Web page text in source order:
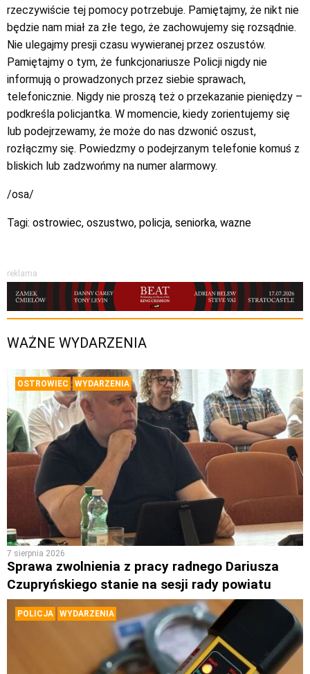
rzeczywiście tej pomocy potrzebuje. Pamiętajmy, że nikt nie
będzie nam miał za złe tego, że zachowujemy się rozsądnie.
Nie ulegajmy presji czasu wywieranej przez oszustów.
Pamiętajmy o tym, że funkcjonariusze Policji nigdy nie
informują o prowadzonych przez siebie sprawach,
telefonicznie. Nigdy nie proszą też o przekazanie pieniędzy –
podkreśla policjantka. W momencie, kiedy zorientujemy się
lub podejrzewamy, że może do nas dzwonić oszust,
rozłączmy się. Powiedzmy o podejrzanym telefonie komuś z
bliskich lub zadzwońmy na numer alarmowy.
/osa/
Tagi: ostrowiec, oszustwo, policja, seniorka, wazne
reklama
WAŻNE WYDARZENIA
OSTROWIEC WYDARZENIA
7 sierpnia 2026
Sprawa zwolnienia z pracy radnego Dariusza
Czupryńskiego stanie na sesji rady powiatu
POLICJA WYDARZENIA